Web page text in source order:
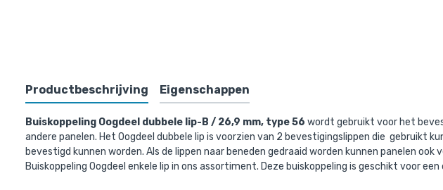
Productbeschrijving Eigenschappen
Buiskoppeling Oogdeel dubbele lip-B / 26,9 mm, type 56 wordt gebruikt voor het
andere panelen. Het Oogdeel dubbele lip is voorzien van 2 bevestigingslippen die gebruikt
bevestigd kunnen worden. Als de lippen naar beneden gedraaid worden kunnen panelen
Buiskoppeling Oogdeel enkele lip in ons assortiment. Deze buiskoppeling is geschikt voor een
Bovenstaande